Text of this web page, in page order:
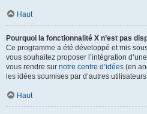
Haut
Pourquoi la fonctionnalité X n’est pas
Ce programme a été développé et mis
vous souhaitez proposer l’intégration
vous rendre sur notre centre d’idées (en
les idées soumises par d’autres
Haut